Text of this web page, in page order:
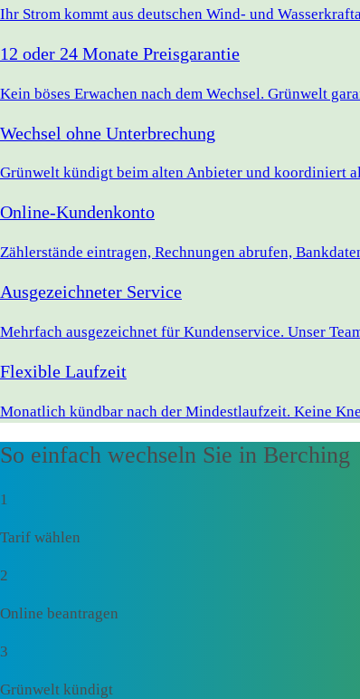
Ihr Strom kommt aus deutschen Wind- und
12 oder 24 Monate Preisgarantie
Kein böses Erwachen nach dem Wechsel. Grünwelt
Wechsel ohne Unterbrechung
Grünwelt kündigt beim alten Anbieter und koordiniert
Online-Kundenkonto
Zählerstände eintragen, Rechnungen abrufen,
Ausgezeichneter Service
Mehrfach ausgezeichnet für Kundenservice. Unser
Flexible Laufzeit
Monatlich kündbar nach der Mindestlaufzeit. Keine
So einfach wechseln Sie in Berching
1
Tarif wählen
2
Online beantragen
3
Grünwelt kündigt